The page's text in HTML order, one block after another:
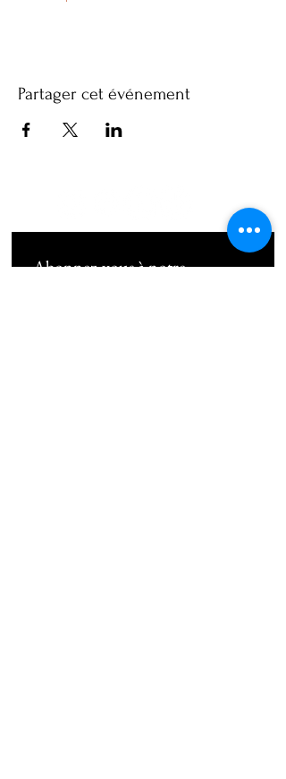
Partager cet événement
Abonnez-vous à notre